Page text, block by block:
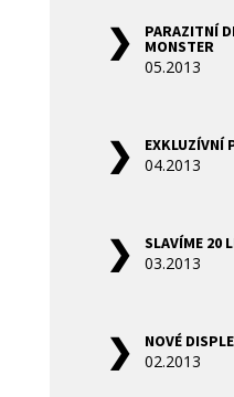
PARAZITNÍ
MONSTER
05.2013
EXKLUZÍVNÍ
04.2013
SLAVÍME 20
03.2013
NOVÉ
02.2013